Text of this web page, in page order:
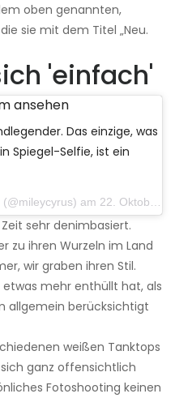
oben genannten,
sie mit dem Titel „Neu.
'einfach'
ansehen
Das einzige, was
Spiegel-Selfie, ist ein
(@mileycyrus) am 22. Oktober 2019 um 11:39 Uhr PDT
sehr denimbasiert.
zu ihren Wurzeln im Land
wir graben ihren Stil.
mehr enthüllt hat, als
allgemein berücksichtigt
weißen Tanktops
ganz offensichtlich
Fotoshooting keinen